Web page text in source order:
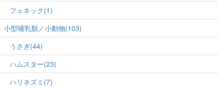
フェネック(1)
小型哺乳類／小動物(103)
うさぎ(44)
ハムスター(23)
ハリネズミ(7)